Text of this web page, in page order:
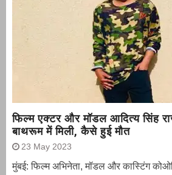
फिल्म एक्टर और मॉडल आदित्य सिंह
बाथरूम में मिली, कैसे हुई मौत
23 May 2023
मुंबई: फिल्म अभिनेता, मॉडल और कास्टिंग